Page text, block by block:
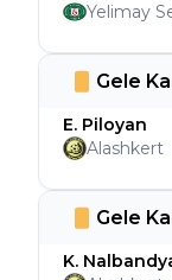
Gele
K.
Gele
E. Piloyan
Alashkert
Yelimay